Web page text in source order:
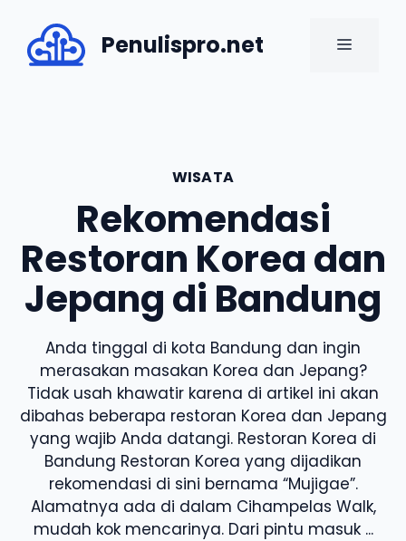
content
Penulispro.net MENU
WISATA
Rekomendasi
Restoran Korea dan
Jepang di Bandung
Anda tinggal di kota Bandung dan ingin
merasakan masakan Korea dan Jepang?
Tidak usah khawatir karena di artikel ini akan
dibahas beberapa restoran Korea dan Jepang
yang wajib Anda datangi. Restoran Korea di
Bandung Restoran Korea yang dijadikan
rekomendasi di sini bernama “Mujigae”.
Alamatnya ada di dalam Cihampelas Walk,
mudah kok mencarinya. Dari pintu masuk ...